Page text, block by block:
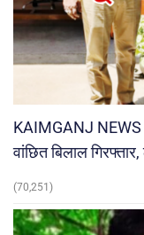
KAIMGANJ NEWS
वांछित बिलाल
(70,251)